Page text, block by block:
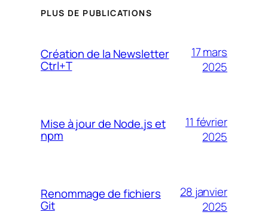
PLUS DE PUBLICATIONS
Création de la Newsletter
Ctrl+T
17 mars
2025
Mise à jour de Node.js et
npm
11 février
2025
Renommage de fichiers
Git
28 janvier
2025